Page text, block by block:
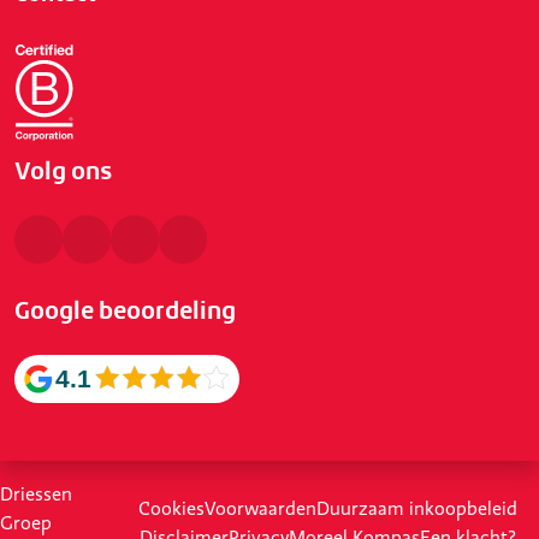
Volg ons
Google beoordeling
4.1
Driessen
Groep
CookiesVoorwaardenDuurzaam inkoopbeleid